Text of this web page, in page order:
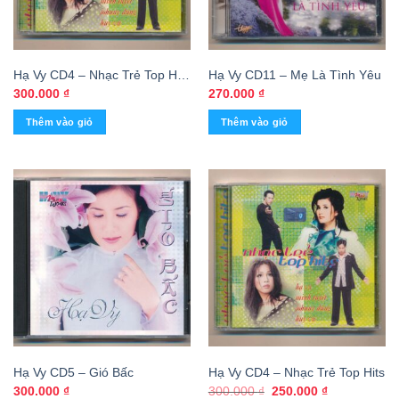
Hạ Vy CD4 – Nhạc Trẻ Top Hits
(KGTUS)
300.000 ₫
Thêm vào giỏ
Hạ Vy CD11 – Mẹ Là Tình Yêu
270.000 ₫
Thêm vào giỏ
Hạ Vy CD5 – Gió Bấc
300.000 ₫
Hạ Vy CD4 – Nhạc Trẻ Top Hits
300.000₫ Giá
250.000 ₫Giá